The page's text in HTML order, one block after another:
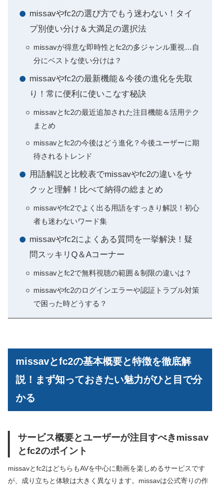
missavやfc2の選び方でもう迷わない！タイ
プ別使い分け＆大満足の選択法
missavが得意な即時性とfc2の多ジャンル重視…自
分にベストな使い分けは？
missavやfc2の最新機能＆今後の進化を先取
り！常に便利に使いこなす秘訣
missavとfc2の最近追加された注目機能＆活用テク
まとめ
missavとfc2の今後はどう進化？今後ユーザーに期
待されるトレンド
用語解説と比較表でmissavやfc2の違いをサ
クッと理解！比べて納得の総まとめ
missavやfc2でよく出る用語をすっきり解説！初心
者も迷わないワード集
missavやfc2によくある質問を一挙解決！疑
問スッキリQ＆Aコーナー
missavとfc2で無料視聴の範囲＆制限の違いは？
missavやfc2のログインエラーや認証トラブル対策
で困った時どうする？
missavとfc2の基本概要と特徴を徹底解
説！まず知っておきたい魅力がひと目で分
かる
サービス概要とユーザーが注目すべきmissav
とfc2のポイント
missavとfc2はどちらもAVを中心に動画を楽しめるサービスです
が、成り立ちと体験は大きく異なります。missavは公式寄りの作